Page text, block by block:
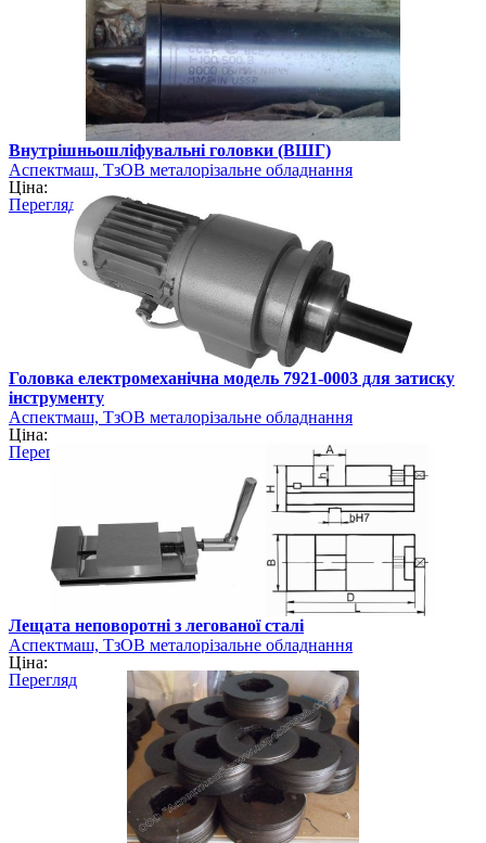
Внутрішньошліфувальні головки (ВШГ)
Аспектмаш, ТзОВ металорізальне обладнання
Ціна:
Перегляд
Головка електромеханічна модель 7921-0003 для затиску
інструменту
Аспектмаш, ТзОВ металорізальне обладнання
Ціна:
Перегляд
Лещата неповоротні з легованої сталі
Аспектмаш, ТзОВ металорізальне обладнання
Ціна:
Перегляд